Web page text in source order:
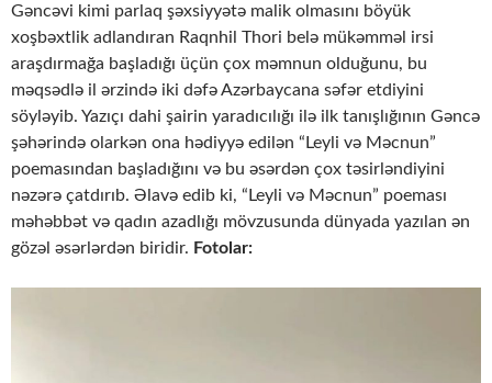
Gəncəvi kimi parlaq şəxsiyyətə malik olmasını böyük
xoşbəxtlik adlandıran Raqnhil Thori belə mükəmməl irsi
araşdırmağa başladığı üçün çox məmnun olduğunu, bu
məqsədlə il ərzində iki dəfə Azərbaycana səfər etdiyini
söyləyib. Yazıçı dahi şairin yaradıcılığı ilə ilk tanışlığının Gəncə
şəhərində olarkən ona hədiyyə edilən “Leyli və Məcnun”
poemasından başladığını və bu əsərdən çox təsirləndiyini
nəzərə çatdırıb. Əlavə edib ki, “Leyli və Məcnun” poeması
məhəbbət və qadın azadlığı mövzusunda dünyada yazılan ən
gözəl əsərlərdən biridir. Fotolar: